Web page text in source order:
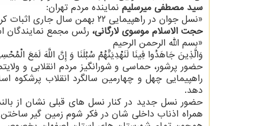
سید مصطفی میرسلیم نماینده مردم تهران:
«نسل ‎جوان در راهپیمایی ۲۲ بهمن سال جاری اثبات کردند چیزی از پدران و پیشکسوتان انقلاب کم ندارند.»
حجت الاسلام موسوی لارگانی، رئس مجمع نمایندگان
«بسم الله الرحمن الرحیم
وَالَّذِینَ جَاهَدُوا فِینَا لَنَهْدِیَنَّهُمْ سُبُلَنَا وَ إِنَّ اللَّهَ لَمَعَ
حضور پرشور، حماسی و شورانگیز مردم انقلابی و
راهپیمایی چهل و چهارمین سالگرد انقلاب پرشکوه
دهد.
حضور نسل جدید در کنار نسل های قبلی نشان از
همراه اذناب داخلی شان در فکر شوم زمین گیر